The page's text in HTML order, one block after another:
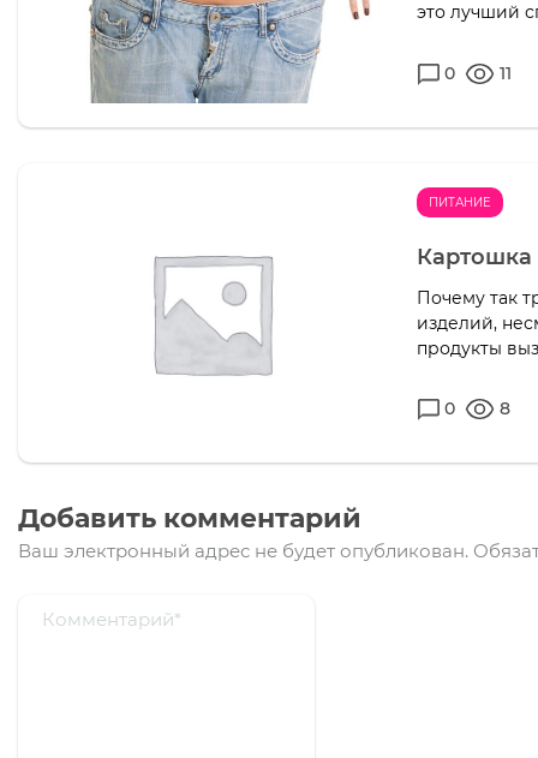
это лучший
0 11
ПИТАНИЕ
Почему так
изделий,
продукты
0 8
Добавить комментарий
Ваш электронный адрес не будет опубликован.